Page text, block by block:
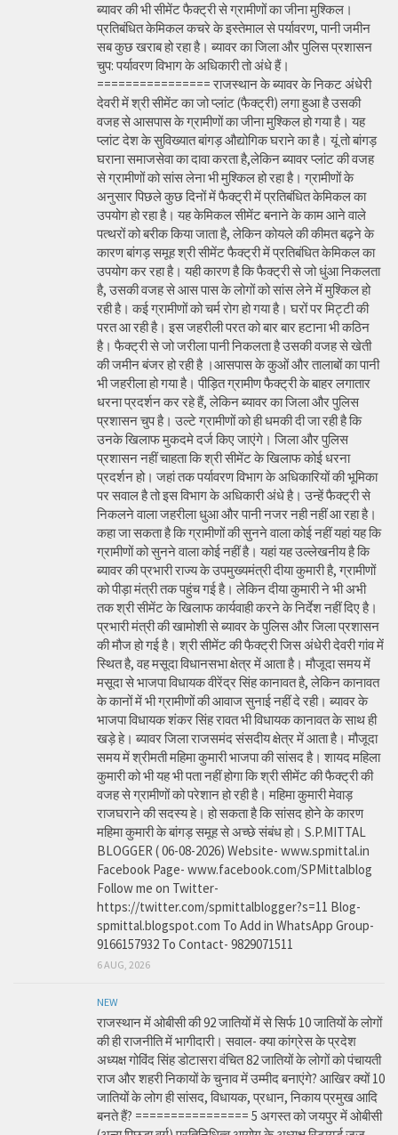
ब्यावर की भी सीमेंट फैक्ट्री से ग्रामीणों का जीना मुश्किल।
प्रतिबंधित केमिकल कचरे के इस्तेमाल से पर्यावरण, पानी जमीन
सब कुछ खराब हो रहा है। ब्यावर का जिला और पुलिस प्रशासन
चुप: पर्यावरण विभाग के अधिकारी तो अंधे हैं।
================ राजस्थान के ब्यावर के निकट अंधेरी
देवरी में श्री सीमेंट का जो प्लांट (फैक्ट्री) लगा हुआ है उसकी
वजह से आसपास के ग्रामीणों का जीना मुश्किल हो गया है। यह
प्लांट देश के सुविख्यात बांगड़ औद्योगिक घराने का है। यूं तो बांगड़
घराना समाजसेवा का दावा करता है,लेकिन ब्यावर प्लांट की वजह
से ग्रामीणों को सांस लेना भी मुश्किल हो रहा है। ग्रामीणों के
अनुसार पिछले कुछ दिनों में फैक्ट्री में प्रतिबंधित केमिकल का
उपयोग हो रहा है। यह केमिकल सीमेंट बनाने के काम आने वाले
पत्थरों को बरीक किया जाता है, लेकिन कोयले की कीमत बढ़ने के
कारण बांगड़ समूह श्री सीमेंट फैक्ट्री में प्रतिबंधित केमिकल का
उपयोग कर रहा है। यही कारण है कि फैक्ट्री से जो धुंआ निकलता
है, उसकी वजह से आस पास के लोगों को सांस लेने में मुश्किल हो
रही है। कई ग्रामीणों को चर्म रोग हो गया है। घरों पर मिट्टी की
परत आ रही है। इस जहरीली परत को बार बार हटाना भी कठिन
है। फैक्ट्री से जो जरीला पानी निकलता है उसकी वजह से खेती
की जमीन बंजर हो रही है ।आसपास के कुओं और तालाबों का पानी
भी जहरीला हो गया है। पीड़ित ग्रामीण फैक्ट्री के बाहर लगातार
धरना प्रदर्शन कर रहे हैं, लेकिन ब्यावर का जिला और पुलिस
प्रशासन चुप है। उल्टे ग्रामीणों को ही धमकी दी जा रही है कि
उनके खिलाफ मुकदमे दर्ज किए जाएंगे। जिला और पुलिस
प्रशासन नहीं चाहता कि श्री सीमेंट के खिलाफ कोई धरना
प्रदर्शन हो। जहां तक पर्यावरण विभाग के अधिकारियों की भूमिका
पर सवाल है तो इस विभाग के अधिकारी अंधे है। उन्हें फैक्ट्री से
निकलने वाला जहरीला धुआ और पानी नजर नही नहीं आ रहा है।
कहा जा सकता है कि ग्रामीणों की सुनने वाला कोई नहीं यहां यह कि
ग्रामीणों को सुनने वाला कोई नहीं है। यहां यह उल्लेखनीय है कि
ब्यावर की प्रभारी राज्य के उपमुख्यमंत्री दीया कुमारी है, ग्रामीणों
को पीड़ा मंत्री तक पहुंच गई है। लेकिन दीया कुमारी ने भी अभी
तक श्री सीमेंट के खिलाफ कार्यवाही करने के निर्देश नहीं दिए है।
प्रभारी मंत्री की खामोशी से ब्यावर के पुलिस और जिला प्रशासन
की मौज हो गई है। श्री सीमेंट की फैक्ट्री जिस अंधेरी देवरी गांव में
स्थित है, वह मसूदा विधानसभा क्षेत्र में आता है। मौजूदा समय में
मसूदा से भाजपा विधायक वीरेंद्र सिंह कानावत है, लेकिन कानावत
के कानों में भी ग्रामीणों की आवाज सुनाई नहीं दे रही। ब्यावर के
भाजपा विधायक शंकर सिंह रावत भी विधायक कानावत के साथ ही
खड़े हे। ब्यावर जिला राजसमंद संसदीय क्षेत्र में आता है। मौजूदा
समय में श्रीमती महिमा कुमारी भाजपा की सांसद है। शायद महिला
कुमारी को भी यह भी पता नहीं होगा कि श्री सीमेंट की फैक्ट्री की
वजह से ग्रामीणों को परेशान हो रही है। महिमा कुमारी मेवाड़
राजघराने की सदस्य हे। हो सकता है कि सांसद होने के कारण
महिमा कुमारी के बांगड़ समूह से अच्छे संबंध हो। S.P.MITTAL
BLOGGER ( 06-08-2026) Website- www.spmittal.in
Facebook Page- www.facebook.com/SPMittalblog
Follow me on Twitter-
https://twitter.com/spmittalblogger?s=11 Blog-
spmittal.blogspot.com To Add in WhatsApp Group-
9166157932 To Contact- 9829071511
6 AUG, 2026
NEW
राजस्थान में ओबीसी की 92 जातियों में से सिर्फ 10 जातियों के लोगों
की ही राजनीति में भागीदारी। सवाल- क्या कांग्रेस के प्रदेश
अध्यक्ष गोविंद सिंह डोटासरा वंचित 82 जातियों के लोगों को पंचायती
राज और शहरी निकायों के चुनाव में उम्मीद बनाएंगे? आखिर क्यों 10
जातियों के लोग ही सांसद, विधायक, प्रधान, निकाय प्रमुख आदि
बनते हैं? ================ 5 अगस्त को जयपुर में ओबीसी